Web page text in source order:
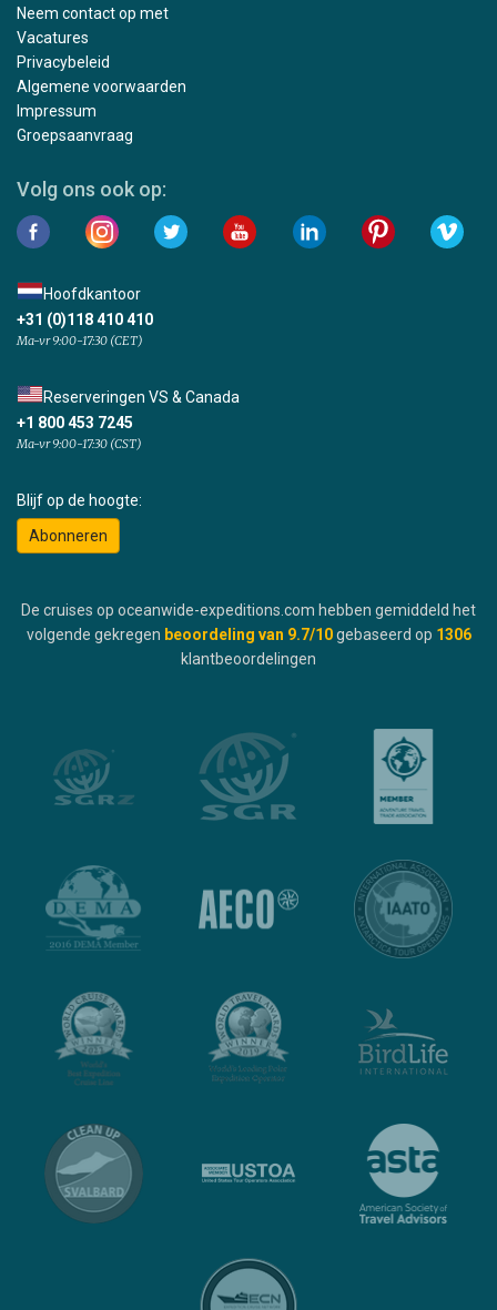
Neem contact op met
Vacatures
Privacybeleid
Algemene voorwaarden
Impressum
Groepsaanvraag
Volg ons ook op:
Hoofdkantoor
+31 (0)118 410 410
Ma-vr 9:00-17:30 (CET)
Reserveringen VS & Canada
+1 800 453 7245
Ma-vr 9:00-17:30 (CST)
Blijf op de hoogte:
Abonneren
De cruises op oceanwide-expeditions.com hebben gemiddeld het
volgende gekregen beoordeling van 9.7/10 gebaseerd op 1306
klantbeoordelingen